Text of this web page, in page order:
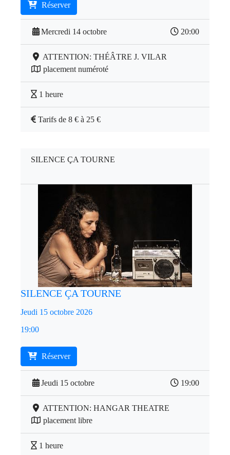
Réserver
Mercredi 14 octobre 20:00
ATTENTION: THÉÂTRE J. VILAR
placement numéroté
1 heure
Tarifs de 8 € à 25 €
SILENCE ÇA TOURNE
SILENCE ÇA TOURNE
Jeudi 15 octobre 2026
19:00
Réserver
Jeudi 15 octobre 19:00
ATTENTION: HANGAR THEATRE
placement libre
1 heure